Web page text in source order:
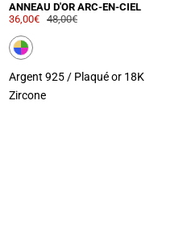
ANNEAU D'OR ARC-EN-CIEL
36,00€ 48,00€
Argent 925 / Plaqué or 18K
Zircone